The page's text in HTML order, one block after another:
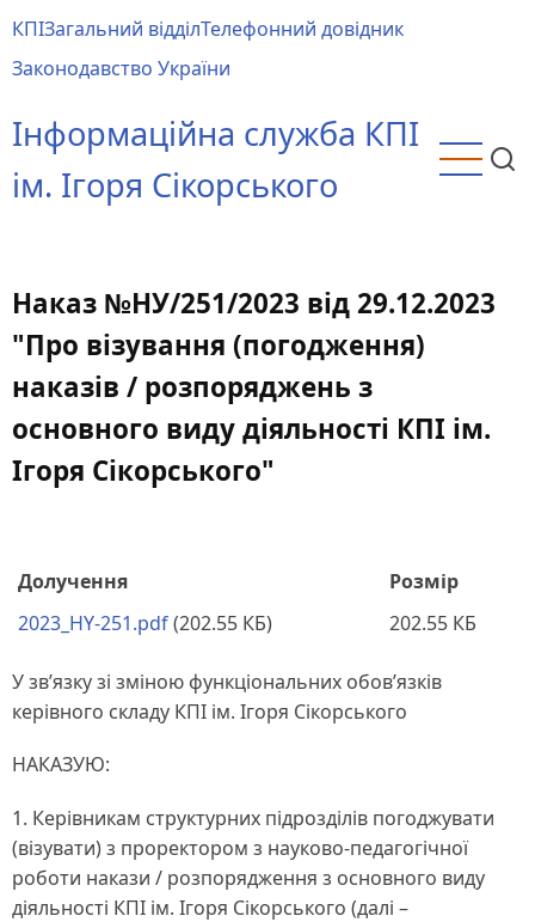
до
основного
КПІЗагальний відділТелефонний довідник
Законодавство України
Інформаційна служба КПІ
ім. Ігоря Сікорського
Наказ №НУ/251/2023 від 29.12.2023
"Про візування (погодження)
наказів / розпоряджень з
основного виду діяльності КПІ ім.
Ігоря Сікорського"
Долучення
Розмір
2023_HY-251.pdf(202.55 КБ) 202.55 КБ
У зв’язку зі зміною функціональних обов’язків
керівного складу КПІ ім. Ігоря Сікорського
НАКАЗУЮ:
1. Керівникам структурних підрозділів погоджувати
(візувати) з проректором з науково-педагогічної
роботи накази / розпорядження з основного виду
діяльності КПІ ім. Ігоря Сікорського (далі –